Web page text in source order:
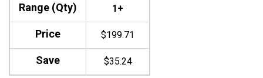
Range (Qty) 1+
Price $199.71
Save $35.24